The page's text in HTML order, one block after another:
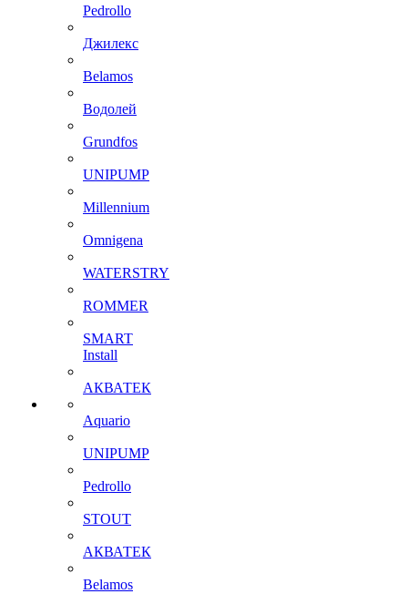
Pedrollo
Джилекс
Belamos
Водолей
Grundfos
UNIPUMP
Millennium
Omnigena
WATERSTRY
ROMMER
SMART
Install
АКВАТЕК
Aquario
UNIPUMP
Pedrollo
STOUT
АКВАТЕК
Belamos